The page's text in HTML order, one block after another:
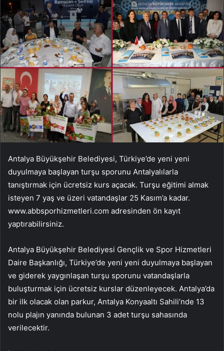
Antalya Büyükşehir Belediyesi, Türkiye’de yeni yeni
duyulmaya başlayan turşu sporunu Antalyalılarla
tanıştırmak için ücretsiz kurs açacak. Turşu eğitimi almak
isteyen 7 yaş ve üzeri vatandaşlar 25 Kasım’a kadar.
www.abbsporhizmetleri.com adresinden ön kayıt
yaptırabilirsiniz.
Antalya Büyükşehir Belediyesi Gençlik ve Spor Hizmetleri
Daire Başkanlığı, Türkiye’de yeni yeni duyulmaya başlayan
ve giderek yaygınlaşan turşu sporunu vatandaşlarla
buluşturmak için ücretsiz kurslar düzenleyecek. Antalya’da
bir ilk olacak olan parkur, Antalya Konyaaltı Sahili’nde 13
nolu plajın yanında bulunan 3 adet turşu sahasında
verilecektir.